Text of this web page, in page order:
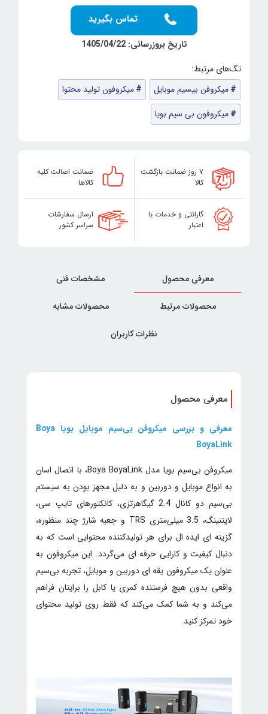
تماس بگیرید
تاریخ بروزرسانی: 1405/04/22
میکروفن بیسیم موبایل
میکروفون تولید محتوا
میکروفون بی سیم بویا
۷ روز ضمانت بازگشت
کالا
ضمانت اصالت کلیه
کالاها
گارانتی و خدمات با
اعتبار
ارسال سفارشات
سراسر کشور
معرفی محصول مشخصات فنی
محصولات مرتبط محصولات مشابه
نظرات کاربران
معرفی محصول
معرفی و بررسی میکروفن بی‌سیم موبایل بویا Boya
BoyaLink
میکروفن بی‌سیم بویا مدل Boya BoyaLink، با اتصال اسان
به انواع موبایل و دوربین و به دلیل مجهز بودن به سیستم
بی‌سیم دو کانال 2.4 گیگاهرتزی، کانکتورهای تایپ سی،
لایتنینگ، 3.5 میلی‌متری TRS و جعبه شارژ چند منظوره،
گزینه ای ایده ال برای هر تولیدکننده محتوایی است که به
دنبال کیفیت و کارایی حرفه ای می‌گردد. این میکروفون به
عنوان یک میکروفون یقه ای دوربین و موبایل، تجربه بی‌سیم
واقعی بدون هیچ فرستنده کمری یا کابل را برایتان فراهم
می‌کند و به شما کمک می‌کند که فقط روی تولید محتوای
خود تمرکز کنید.